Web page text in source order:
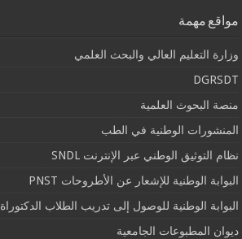
مواقع مهمة
وزارة التعليم العالي والبحث العلمي
DGRSDT
منصة البحوث العلمية
المنشورات الوطنية في الطب
نظام التوثيق الوطني عبر الإنترنت SNDL
البوابة الوطنية للإشعار عن الأطروحات PNST
البوابة الوطنية للوصول إلى تدريب الطلاب الدكتوراة
ديوان المطبوعات الجامعية